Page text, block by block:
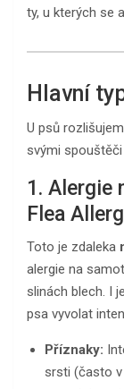
ty, u kterých se
Hlavní
U psů
svými
1. Alergie
Flea
Toto je zdaleka
alergie na
slinách blech. I
psa vyvolat
Příznaky:
srsti (často